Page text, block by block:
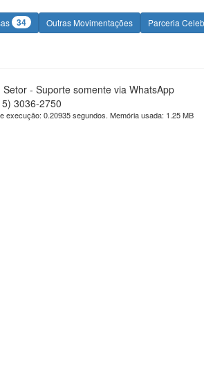
34 Outras Movimentações Parceria
- Suporte somente via WhatsApp
3036-2750
execução: 0.20935 segundos. Memória usada: 1.25 MB